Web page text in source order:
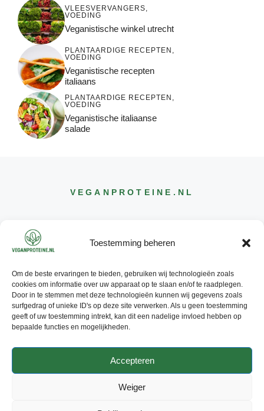
Toestemming beheren
Om de beste ervaringen te bieden, gebruiken wij technologieën zoals
cookies om informatie over uw apparaat op te slaan en/of te raadplegen.
Door in te stemmen met deze technologieën kunnen wij gegevens zoals
surfgedrag of unieke ID's op deze site verwerken. Als u geen toestemming
geeft of uw toestemming intrekt, kan dit een nadelige invloed hebben op
bepaalde functies en mogelijkheden.
Accepteren
Weiger
VLEESVERVANGERS,
VOEDING
Veganistische winkel utrecht
PLANTAARDIGE RECEPTEN ,
VOEDING
Veganistische recepten
italiaans
PLANTAARDIGE RECEPTEN ,
VOEDING
Veganistische italiaanse
salade
VEGANPROTEINE .NL
CONTACT
INFO@ VEGANPROTEINE.NL
PRIVACY POLICY